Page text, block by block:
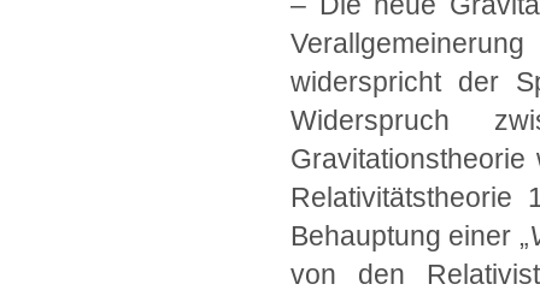
widerspricht der
Widerspruch
Relativitätstheorie
Behauptung einer „
von den